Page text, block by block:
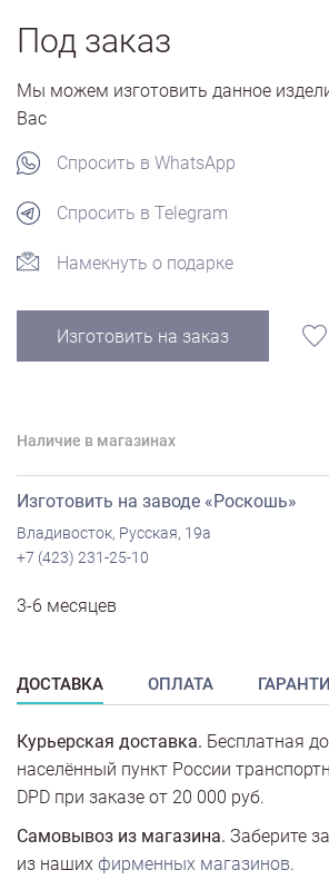
Под заказ
Мы можем изготовить данное
Вас
Спросить в WhatsApp
Спросить в Telegram
Намекнуть о подарке
Изготовить на заказ
Наличие в магазинах
Изготовить на заводе «Роскошь»
Владивосток, Русская, 19а
+7 (423) 231-25-10
3-6 месяцев
ДОСТАВКА ОПЛАТА
Курьерская доставка. Бесплатная
населённый пункт России
DPD при заказе от 20 000 руб.
Самовывоз из магазина. Заберите
из наших фирменных магазинов.